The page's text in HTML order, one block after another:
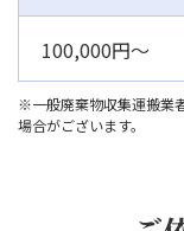
100,000円～
※一般廃棄物収集運搬業
場合がございます。